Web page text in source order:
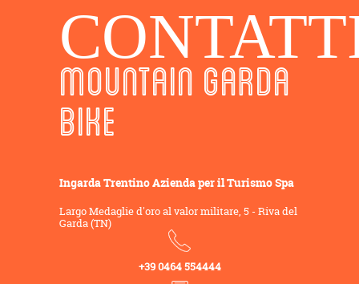
MOUNTAIN GARDA
BIKE
Ingarda Trentino Azienda per il Turismo Spa
Largo Medaglie d'oro al valor militare, 5 - Riva del
Garda (TN)
+39 0464 554444